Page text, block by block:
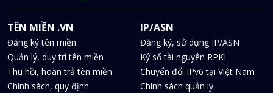
TÊN MIỀN .VN
Đăng ký tên miền
Quản lý, duy trì tên miền
Thu hồi, hoàn trả tên miền
Chính sách, quy định
IP/ASN
Đăng ký, sử dụng IP/ASN
Ký số tài nguyên RPKI
Chuyển đổi IPv6 tại Việt Nam
Chính sách quản lý